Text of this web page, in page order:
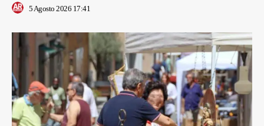
5 Agosto 2026 17:41